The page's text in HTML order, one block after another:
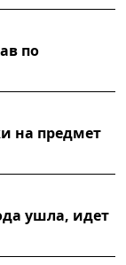
по
на предмет
ушла, идет